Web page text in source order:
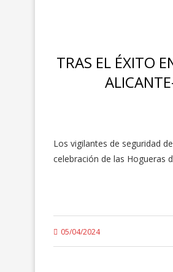
TRAS EL ÉXITO
Los vigilantes de seguridad
celebración de las Hogueras
05/04/2024